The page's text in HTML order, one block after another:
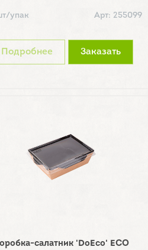
упак Арт: 255099
Подробнее Заказать
салатник 'DoEco' ECO